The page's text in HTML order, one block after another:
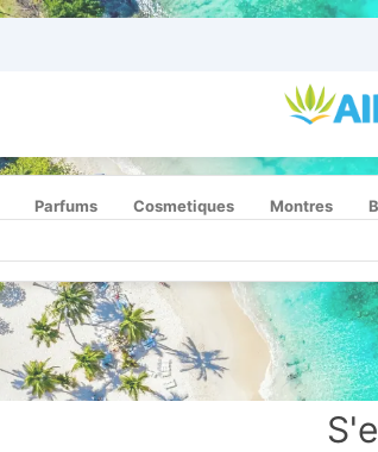
Parfums Cosmetiques Montres